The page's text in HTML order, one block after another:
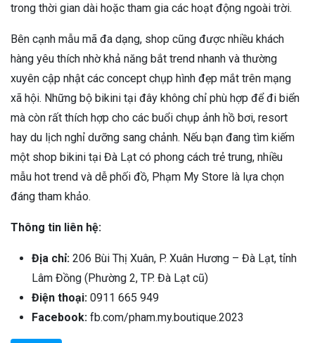
trong thời gian dài hoặc tham gia các hoạt động ngoài trời.
Bên cạnh mẫu mã đa dạng, shop cũng được nhiều khách
hàng yêu thích nhờ khả năng bắt trend nhanh và thường
xuyên cập nhật các concept chụp hình đẹp mắt trên mạng
xã hội. Những bộ bikini tại đây không chỉ phù hợp để đi biển
mà còn rất thích hợp cho các buổi chụp ảnh hồ bơi, resort
hay du lịch nghỉ dưỡng sang chảnh. Nếu bạn đang tìm kiếm
một shop bikini tại Đà Lạt có phong cách trẻ trung, nhiều
mẫu hot trend và dễ phối đồ, Phạm My Store là lựa chọn
đáng tham khảo.
Thông tin liên hệ:
Địa chỉ: 206 Bùi Thị Xuân, P. Xuân Hương – Đà Lạt, tỉnh
Lâm Đồng (Phường 2, TP. Đà Lạt cũ)
Điện thoại: 0911 665 949
Facebook: fb.com/pham.my.boutique.2023